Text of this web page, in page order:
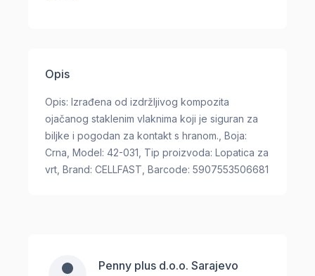
Opis
Opis: Izrađena od izdržljivog kompozita
ojačanog staklenim vlaknima koji je siguran za
biljke i pogodan za kontakt s hranom., Boja:
Crna, Model: 42-031, Tip proizvoda: Lopatica za
vrt, Brand: CELLFAST, Barcode: 5907553506681
Penny plus d.o.o. Sarajevo